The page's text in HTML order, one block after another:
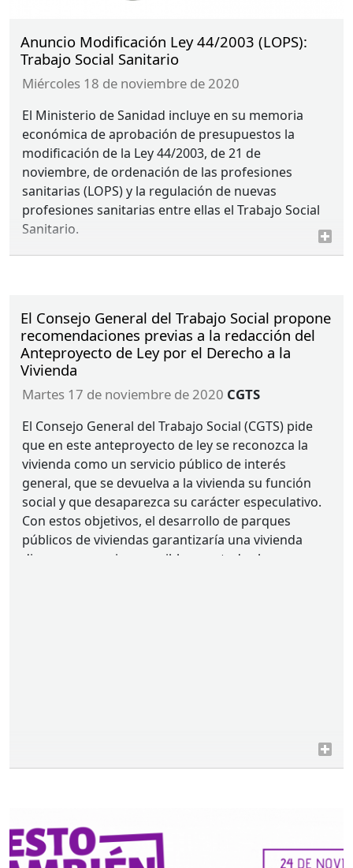
Anuncio Modificación Ley 44/2003 (LOPS):
Trabajo Social Sanitario
miércoles 18 de noviembre de 2020
El Ministerio de Sanidad incluye en su memoria
económica de aprobación de presupuestos la
modificación de la Ley 44/2003, de 21 de
noviembre, de ordenación de las profesiones
sanitarias (LOPS) y la regulación de nuevas
profesiones sanitarias entre ellas el Trabajo Social
Sanitario.
El Consejo General del Trabajo Social propone
recomendaciones previas a la redacción del
Anteproyecto de Ley por el Derecho a la
Vivienda
martes 17 de noviembre de 2020 CGTS
El Consejo General del Trabajo Social (CGTS) pide
que en este anteproyecto de ley se reconozca la
vivienda como un servicio público de interés
general, que se devuelva a la vivienda su función
social y que desaparezca su carácter especulativo.
Con estos objetivos, el desarrollo de parques
públicos de viviendas garantizaría una vivienda
digna a un precio asequible para todas las